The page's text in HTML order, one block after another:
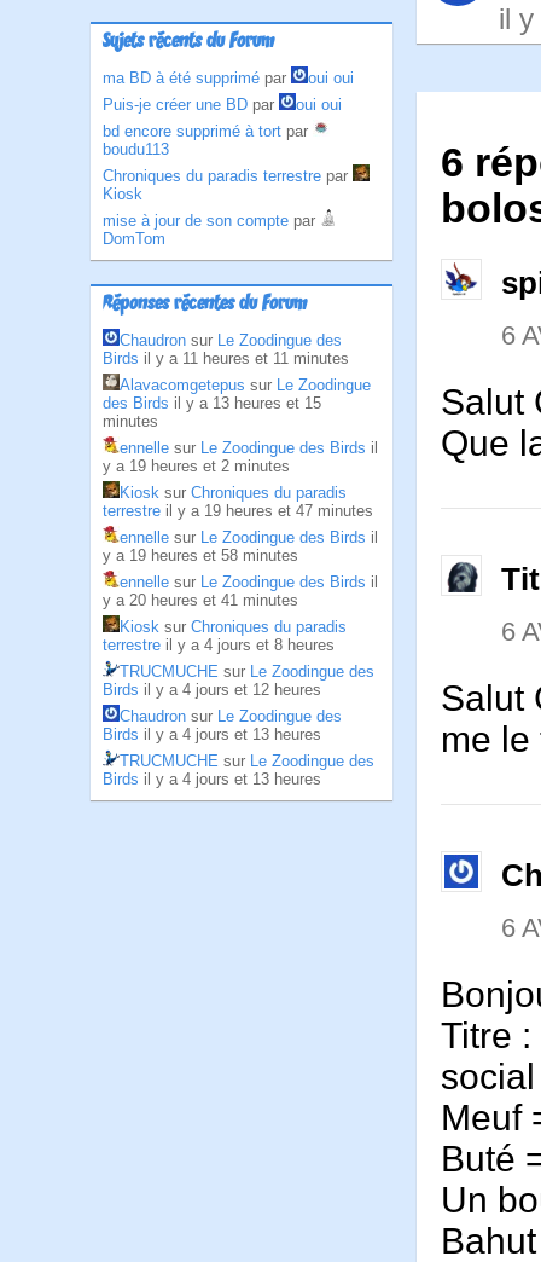
Sujets récents du Forum
ma BD à été supprimé par
oui oui
Puis-je créer une BD par
oui oui
bd encore supprimé à tort par
boudu113
Chroniques du paradis terrestre par
Kiosk
mise à jour de son compte par
DomTom
Réponses récentes du Forum
Chaudron sur Le Zoodingue des
Birds il y a 11 heures et 11 minutes
Alavacomgetepus sur Le Zoodingue
des Birds il y a 13 heures et 15
minutes
ennelle sur Le Zoodingue des Birds il
y a 19 heures et 2 minutes
Kiosk sur Chroniques du paradis
terrestre il y a 19 heures et 47 minutes
ennelle sur Le Zoodingue des Birds il
y a 19 heures et 58 minutes
ennelle sur Le Zoodingue des Birds il
y a 20 heures et 41 minutes
Kiosk sur Chroniques du paradis
terrestre il y a 4 jours et 8 heures
TRUCMUCHE sur Le Zoodingue des
Birds il y a 4 jours et 12 heures
Chaudron sur Le Zoodingue des
Birds il y a 4 jours et 13 heures
TRUCMUCHE sur Le Zoodingue des
Birds il y a 4 jours et 13 heures
il
6
6
Salut
Que
6
Salut
me
6
Titre
Meuf
Buté
Un